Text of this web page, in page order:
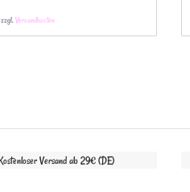
zzgl.Versandkosten
Versand ab 29€ (DE)